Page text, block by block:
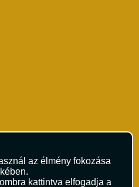
az élmény fokozása
kattintva elfogadja a
Feltételek